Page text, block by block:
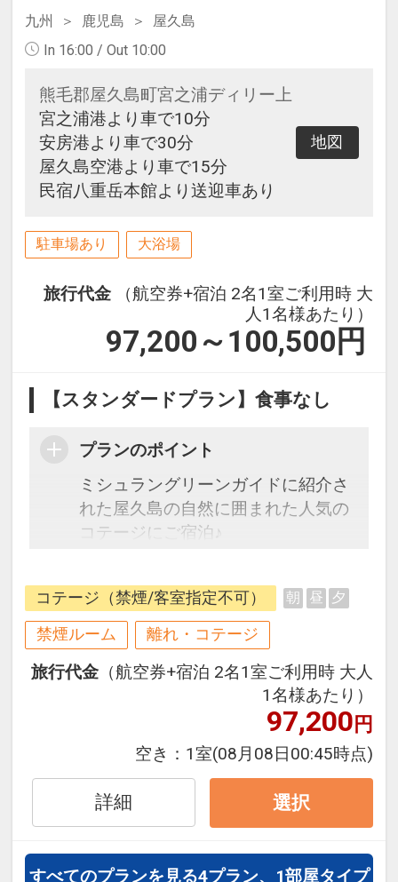
九州 鹿児島
屋久島
In 16:00 / Out 10:00
熊毛郡屋久島町宮之浦ディリー上
宮之浦港より車で10分
安房港より車で30分
屋久島空港より車で15分
民宿八重岳本館より送迎車あり
地図
駐車場あり 大浴場
旅行代金
（航空券+宿泊 2名1室ご利用時 大
人1名様あたり）
97,200～100,500 円
【スタンダードプラン】食事なし
プランのポイント
ミシュラングリーンガイドに紹介さ
れた屋久島の自然に囲まれた人気の
コテージにご宿泊♪
たスタンダードな＜食事なし＞プラ
ンです。
フライトと宿泊を自由に組み合わせ
できるダイナミックパッケージだか
ら、一都市滞在はもちろん周遊旅行
旅行期間中の1泊だけの宿泊や延
フライトは、安心のJAL（または
JALグループ）確約！フライトマイ
オプションでレンタカーや現地交
コテージ（禁煙/客室指定不可） 朝 昼 夕
禁煙ルーム 離れ・コテージ
旅行代金 （航空券+宿泊 2名1室ご利用時 大人
1名様あたり）
97,200円
空き： 1室(08月08日00:45時点)
詳細 選択
すべてのプランを見る4プラン、1部屋タイプ